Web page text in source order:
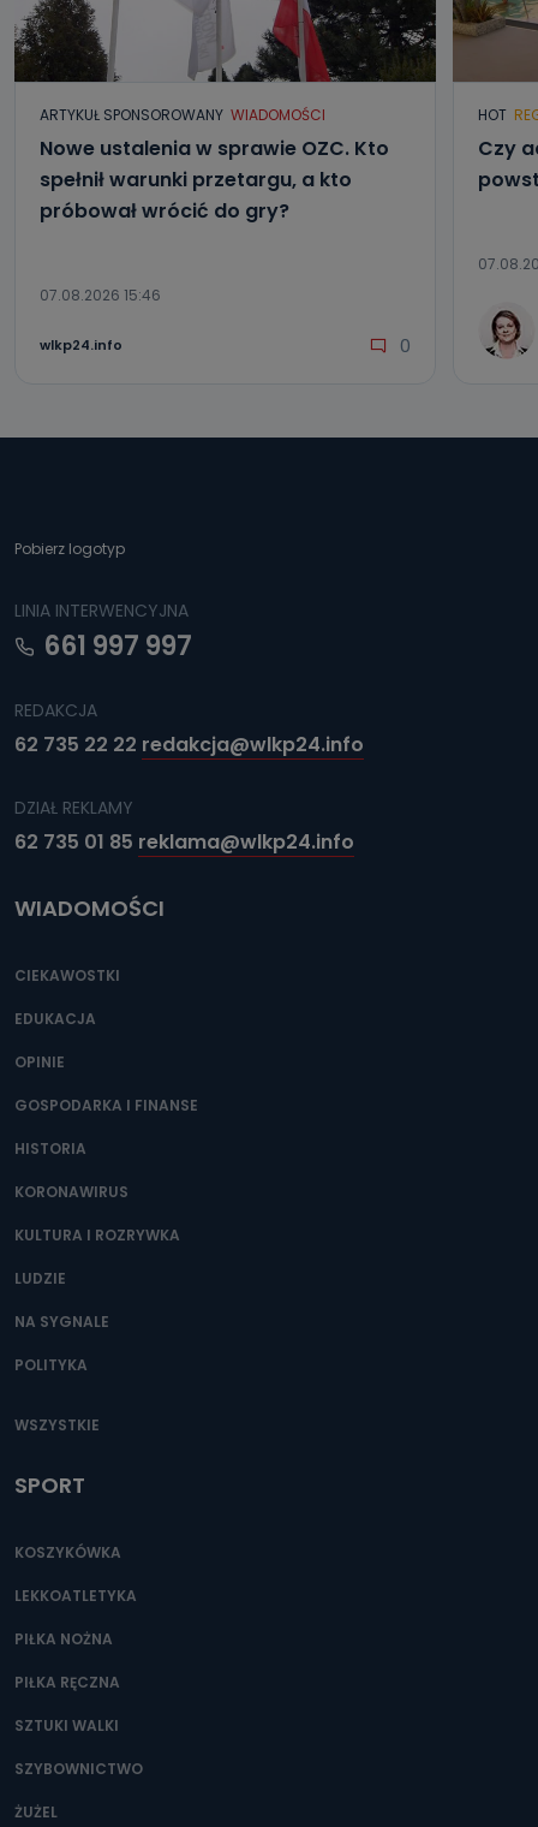
ARTYKUŁ SPONSOROWANY WIADOMOŚCI
Nowe ustalenia w sprawie OZC. Kto
spełnił warunki przetargu, a kto
próbował wrócić do gry?
07.08.2026 15:46
wlkp24.info 0
HOT
Czy
Pobierz logotyp
LINIA INTERWENCYJNA
661 997 997
REDAKCJA
62 735 22 22 redakcja@wlkp24.info
DZIAŁ REKLAMY
62 735 01 85 reklama@wlkp24.info
WIADOMOŚCI
CIEKAWOSTKI
EDUKACJA
OPINIE
GOSPODARKA I FINANSE
HISTORIA
KORONAWIRUS
KULTURA I ROZRYWKA
LUDZIE
NA SYGNALE
POLITYKA
WSZYSTKIE
SPORT
KOSZYKÓWKA
LEKKOATLETYKA
PIŁKA NOŻNA
PIŁKA RĘCZNA
SZTUKI WALKI
SZYBOWNICTWO
ŻUŻEL